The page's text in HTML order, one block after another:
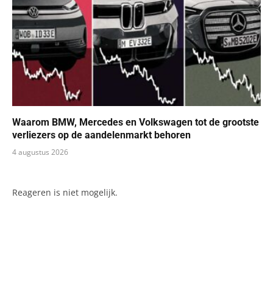
Waarom BMW, Mercedes en Volkswagen tot de grootste
verliezers op de aandelenmarkt behoren
4 augustus 2026
Reageren is niet mogelijk.